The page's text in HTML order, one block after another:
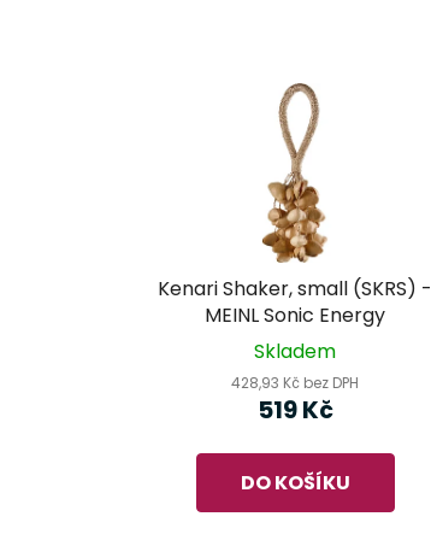
Kenari Shaker, small (SKRS) -
MEINL Sonic Energy
Skladem
428,93 Kč bez DPH
519 Kč
DO KOŠÍKU